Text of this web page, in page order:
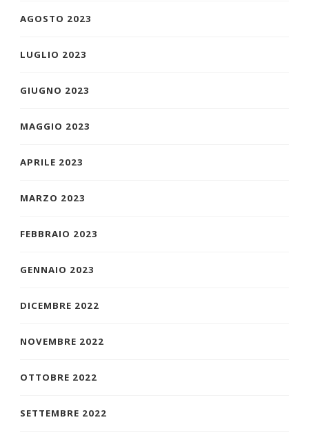
AGOSTO 2023
LUGLIO 2023
GIUGNO 2023
MAGGIO 2023
APRILE 2023
MARZO 2023
FEBBRAIO 2023
GENNAIO 2023
DICEMBRE 2022
NOVEMBRE 2022
OTTOBRE 2022
SETTEMBRE 2022